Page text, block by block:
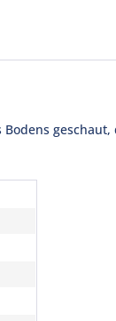
geschaut,